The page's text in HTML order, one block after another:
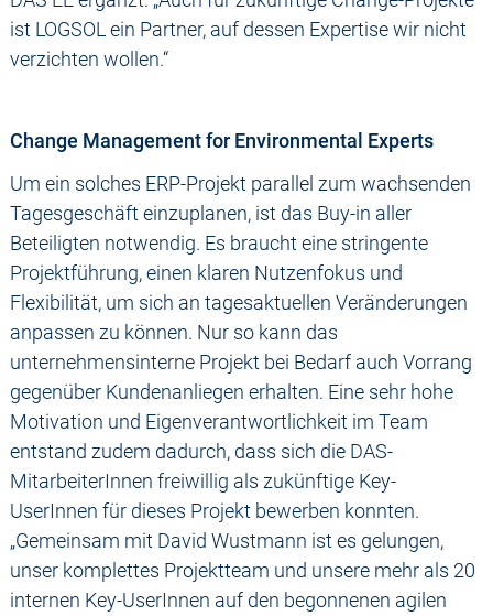
ist LOGSOL ein Partner, auf dessen Expertise wir nicht
verzichten wollen.“
Change Management for Environmental Experts
Um ein solches ERP-Projekt parallel zum wachsenden
Tagesgeschäft einzuplanen, ist das Buy-in aller
Beteiligten notwendig. Es braucht eine stringente
Projektführung, einen klaren Nutzenfokus und
Flexibilität, um sich an tagesaktuellen Veränderungen
anpassen zu können. Nur so kann das
unternehmensinterne Projekt bei Bedarf auch Vorrang
gegenüber Kundenanliegen erhalten. Eine sehr hohe
Motivation und Eigenverantwortlichkeit im Team
entstand zudem dadurch, dass sich die DAS-
MitarbeiterInnen freiwillig als zukünftige Key-
UserInnen für dieses Projekt bewerben konnten.
„Gemeinsam mit David Wustmann ist es gelungen,
unser komplettes Projektteam und unsere mehr als 20
internen Key-UserInnen auf den begonnenen agilen